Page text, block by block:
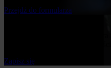
Przejdż do formularza
Zapisz się